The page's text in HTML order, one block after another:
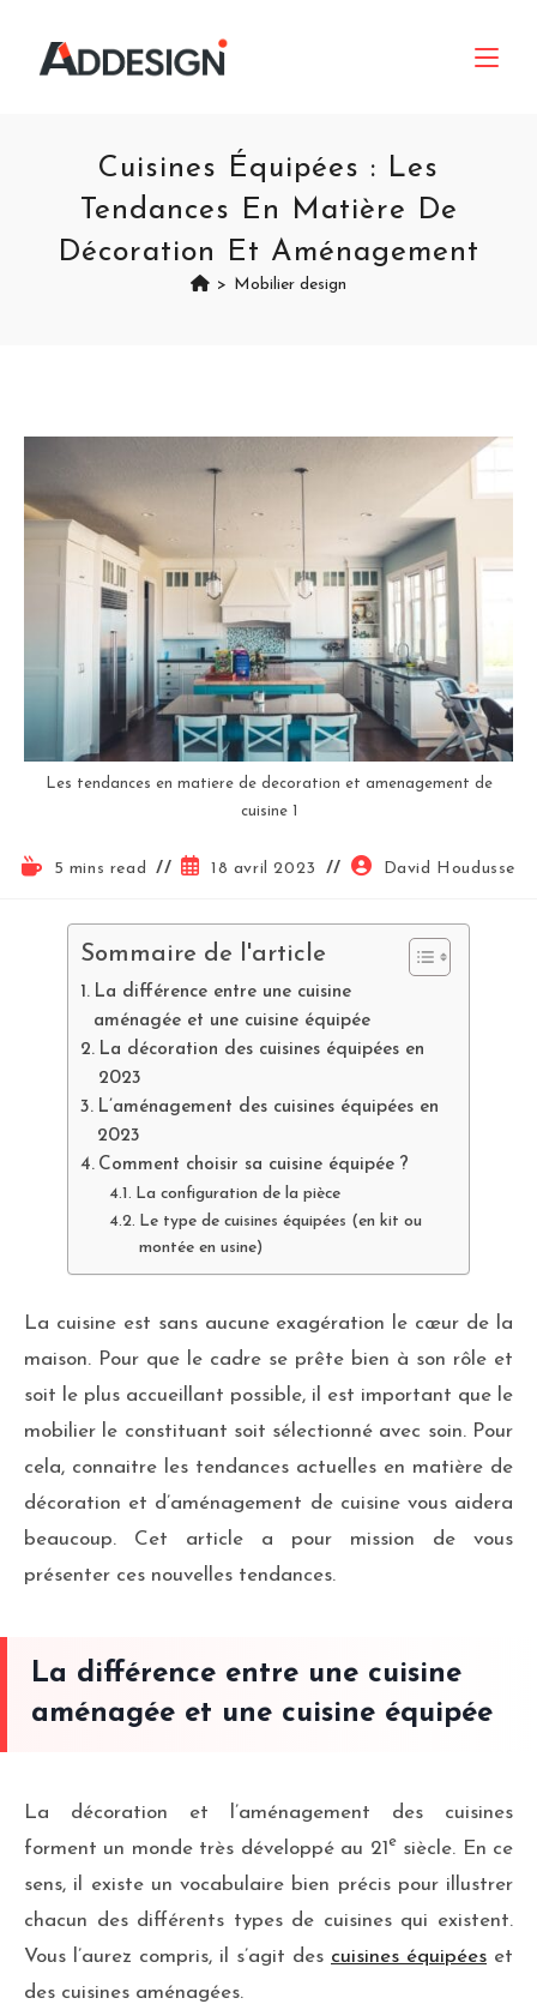
Cuisines Équipées : Les
Tendances En Matière De
Décoration Et Aménagement
> Mobilier design
Les tendances en matiere de decoration et amenagement de
cuisine 1
5 mins read 18 avril 2023 David Houdusse
Sommaire de l'article
La différence entre une cuisine
aménagée et une cuisine équipée
La décoration des cuisines équipées en
2023
L’aménagement des cuisines équipées en
2023
Comment choisir sa cuisine équipée ?
La configuration de la pièce
Le type de cuisines équipées (en kit ou
montée en usine)
La cuisine est sans aucune exagération le cœur de la
maison. Pour que le cadre se prête bien à son rôle et
soit le plus accueillant possible, il est important que le
mobilier le constituant soit sélectionné avec soin. Pour
cela, connaitre les tendances actuelles en matière de
décoration et d’aménagement de cuisine vous aidera
beaucoup. Cet article a pour mission de vous
présenter ces nouvelles tendances.
La différence entre une cuisine
aménagée et une cuisine équipée
La décoration et l’aménagement des cuisines
forment un monde très développé au 21 esiècle. En ce
sens, il existe un vocabulaire bien précis pour illustrer
chacun des différents types de cuisines qui existent.
Vous l’aurez compris, il s’agit des cuisines équipées et
des cuisines aménagées.